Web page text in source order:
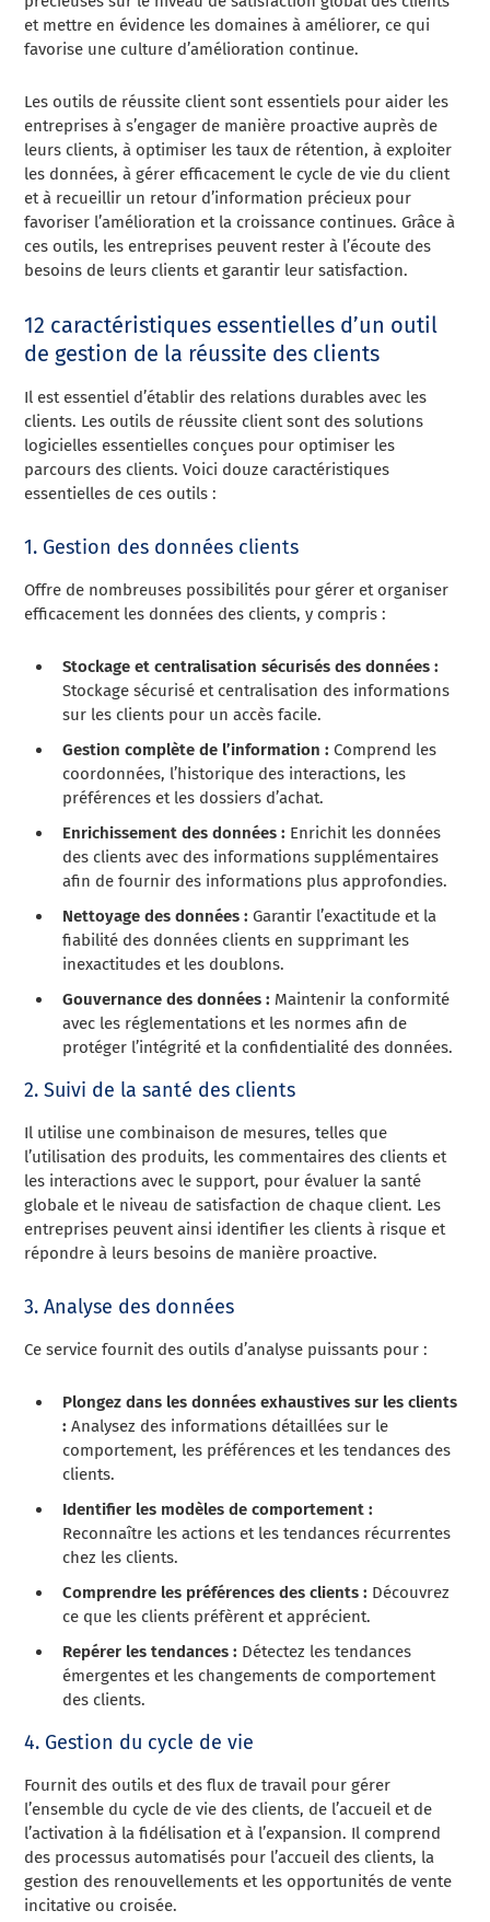
et mettre en évidence les domaines à améliorer, ce qui
favorise une culture d’amélioration continue.
Les outils de réussite client sont essentiels pour aider les
entreprises à s’engager de manière proactive auprès de
leurs clients, à optimiser les taux de rétention, à exploiter
les données, à gérer efficacement le cycle de vie du client
et à recueillir un retour d’information précieux pour
favoriser l’amélioration et la croissance continues. Grâce à
ces outils, les entreprises peuvent rester à l’écoute des
besoins de leurs clients et garantir leur satisfaction.
12 caractéristiques essentielles d’un outil
de gestion de la réussite des clients
Il est essentiel d’établir des relations durables avec les
clients. Les outils de réussite client sont des solutions
logicielles essentielles conçues pour optimiser les
parcours des clients. Voici douze caractéristiques
essentielles de ces outils :
1. Gestion des données clients
Offre de nombreuses possibilités pour gérer et organiser
efficacement les données des clients, y compris :
Stockage et centralisation sécurisés des données :
Stockage sécurisé et centralisation des informations
sur les clients pour un accès facile.
Gestion complète de l’information : Comprend les
coordonnées, l’historique des interactions, les
préférences et les dossiers d’achat.
Enrichissement des données : Enrichit les données
des clients avec des informations supplémentaires
afin de fournir des informations plus approfondies.
Nettoyage des données : Garantir l’exactitude et la
fiabilité des données clients en supprimant les
inexactitudes et les doublons.
Gouvernance des données : Maintenir la conformité
avec les réglementations et les normes afin de
protéger l’intégrité et la confidentialité des données.
2. Suivi de la santé des clients
Il utilise une combinaison de mesures, telles que
l’utilisation des produits, les commentaires des clients et
les interactions avec le support, pour évaluer la santé
globale et le niveau de satisfaction de chaque client. Les
entreprises peuvent ainsi identifier les clients à risque et
répondre à leurs besoins de manière proactive.
3. Analyse des données
Ce service fournit des outils d’analyse puissants pour :
Plongez dans les données exhaustives sur les clients
: Analysez des informations détaillées sur le
comportement, les préférences et les tendances des
clients.
Identifier les modèles de comportement :
Reconnaître les actions et les tendances récurrentes
chez les clients.
Comprendre les préférences des clients : Découvrez
ce que les clients préfèrent et apprécient.
Repérer les tendances : Détectez les tendances
émergentes et les changements de comportement
des clients.
4. Gestion du cycle de vie
Fournit des outils et des flux de travail pour gérer
l’ensemble du cycle de vie des clients, de l’accueil et de
l’activation à la fidélisation et à l’expansion. Il comprend
des processus automatisés pour l’accueil des clients, la
gestion des renouvellements et les opportunités de vente
incitative ou croisée.